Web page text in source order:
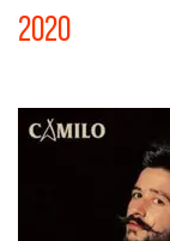
2020